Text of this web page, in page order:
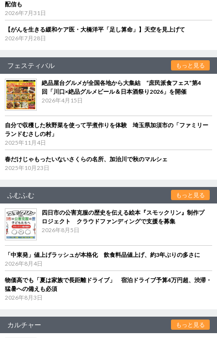
配信も
2026年7月31日
【がんを生きる緩和ケア医・大橋洋平「足し算命」】天空を見上げて
2026年7月28日
フェスティバル もっと見る
絶品屋台グルメが全国各地から大集結 “庶民派食フェス”第4
回「川口×絶品グルメビール＆日本酒祭り2026」を開催
2026年4月15日
自分で収穫した秋野菜を使って芋煮作りを体験 埼玉県加須市の「ファミリー
ランドむさしの村」
2025年11月4日
春だけじゃもったいないさくらの名所、加治川で秋のマルシェ
2025年10月23日
ふむふむ もっと見る
四日市の公害克服の歴史を伝える絵本『スモックリン』制作プ
ロジェクト クラウドファンディングで支援を募集
2026年8月5日
「中東発」値上げラッシュが本格化 飲食料品値上げ、約3年ぶりの多さに
2026年8月4日
物価高でも「夏は家族で長距離ドライブ」 宿泊ドライブ予算4万円超、渋滞・
猛暑への備えも必須
2026年8月3日
カルチャー もっと見る